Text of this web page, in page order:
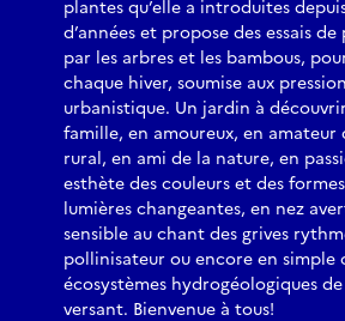
plantes qu’elle a introduites
d’années et propose des essais
par les arbres et les bambous,
chaque hiver, soumise aux
urbanistique. Un jardin à
famille, en amoureux, en
rural, en ami de la nature, en
esthète des couleurs et des
lumières changeantes, en nez
sensible au chant des grives
pollinisateur ou encore en simple
écosystèmes hydrogéologiques
versant. Bienvenue à tous!